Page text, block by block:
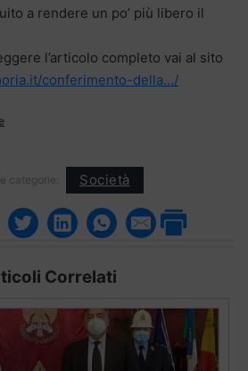
a rendere un po’ più libero il
l’articolo completo vai al sito
conferimento-della…/
categorie: Società
Correlati